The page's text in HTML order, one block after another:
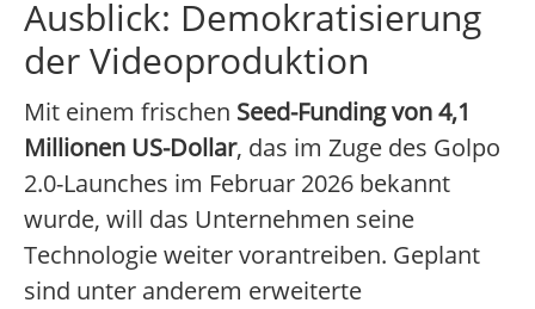
Ausblick: Demokratisierung
der Videoproduktion
Mit einem frischen Seed-Funding von 4,1
Millionen US-Dollar, das im Zuge des Golpo
2.0-Launches im Februar 2026 bekannt
wurde, will das Unternehmen seine
Technologie weiter vorantreiben. Geplant
sind unter anderem erweiterte